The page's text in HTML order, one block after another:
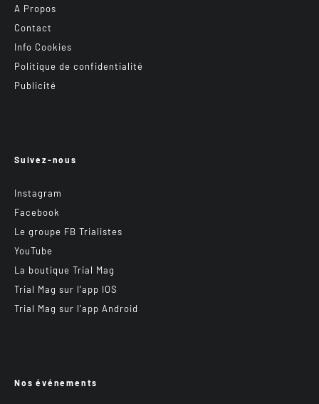
A Propos
Contact
Info Cookies
Politique de confidentialité
Publicité
Suivez-nous
Instagram
Facebook
Le groupe FB Trialistes
YouTube
La boutique Trial Mag
Trial Mag sur l’app IOS
Trial Mag sur l’app Android
Nos événements